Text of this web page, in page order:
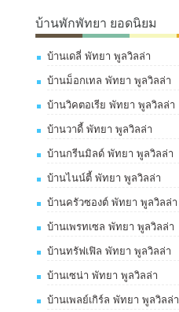
บ้านพักพัทยา ยอดนิยม
บ้านเดลี่ พัทยา พูลวิลล่า
บ้านม็อกเทล พัทยา พูลวิลล่า
บ้านวิคตอเรีย พัทยา พูลวิลล่า
บ้านวาดี้ พัทยา พูลวิลล่า
บ้านกรีนมิลด์ พัทยา พูลวิลล่า
บ้านไนน์ตี้ พัทยา พูลวิลล่า
บ้านครัวซองต์ พัทยา พูลวิลล่า
บ้านเพรทเซล พัทยา พูลวิลล่า
บ้านทรัฟเฟิล พัทยา พูลวิลล่า
บ้านเซน่า พัทยา พูลวิลล่า
บ้านเพลย์เกิร์ล พัทยา พูลวิลล่า